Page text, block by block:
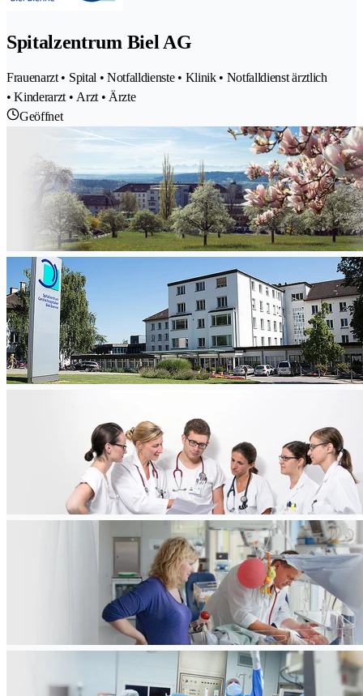
Spitalzentrum Biel AG
Frauenarzt • Spital • Notfalldienste • Klinik • Notfalldienst ärztlich
• Kinderarzt • Arzt • Ärzte
Geöffnet